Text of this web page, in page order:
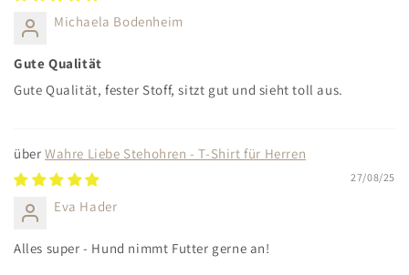
Michaela Bodenheim
Gute Qualität
Gute Qualität, fester Stoff, sitzt gut und sieht toll aus.
Wahre Liebe Stehohren - T-Shirt für Herren
27/08/25
Eva Hader
Alles super - Hund nimmt Futter gerne an!